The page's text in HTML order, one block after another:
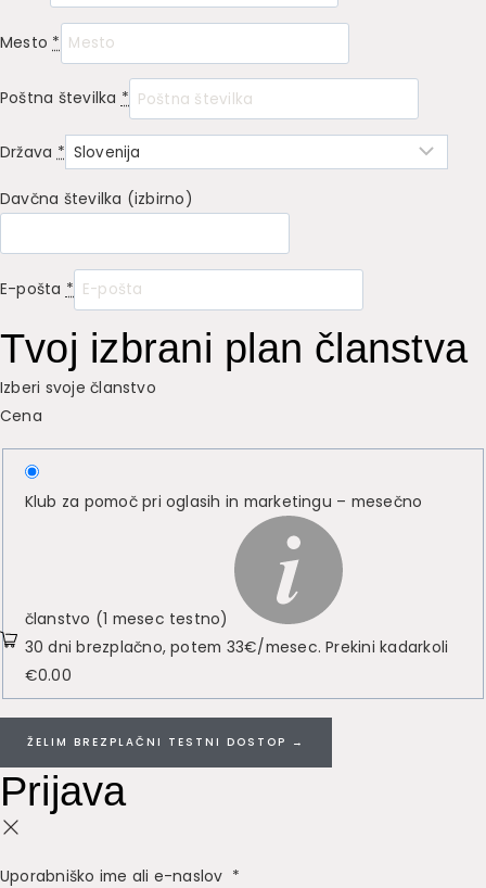
Mesto *
Poštna številka *
Država *
Davčna številka (izbirno)
E-pošta *
Tvoj izbrani plan članstva
Izberi svoje članstvo
Cena
Klub za pomoč pri oglasih in marketingu – mesečno
članstvo (1 mesec testno)
30 dni brezplačno, potem 33€/mesec. Prekini kadarkoli
€0.00
ŽELIM BREZPLAČNI TESTNI DOSTOP →
Prijava
Uporabniško ime ali e-naslov *